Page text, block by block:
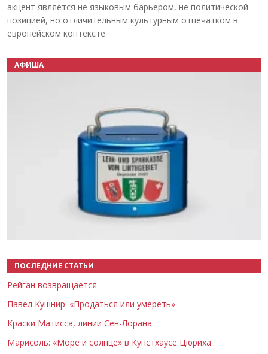
акцент является не языковым барьером, не политической
позицией, но отличительным культурным отпечатком в
европейском контексте.
АФИША
ПОСЛЕДНИЕ СТАТЬИ
Рейган возвращается
Павел Кушнир: «Продаться или умереть»
Краски Матисса, линии Сен-Лорана
Марисоль: «Море и солнце» в Кунстхаусе Цюриха